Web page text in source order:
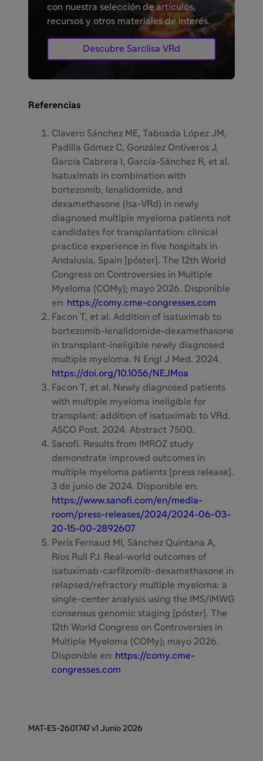
con nuestra selección de artículos,
recursos y otros materiales de interés.
Descubre Sarclisa VRd
Referencias
Clavero Sánchez ME, Taboada López JM,
Padilla Gómez C, González Ontiveros J,
García Cabrera I, García-Sánchez R, et al.
Isatuximab in combination with
bortezomib, lenalidomide, and
dexamethasone (Isa-VRd) in newly
diagnosed multiple myeloma patients not
candidates for transplantation: clinical
practice experience in five hospitals in
Andalusia, Spain [póster]. The 12th World
Congress on Controversies in Multiple
Myeloma (COMy); mayo 2026. Disponible
en: https://comy.cme-congresses.com
Facon T, et al. Addition of isatuximab to
bortezomib-lenalidomide-dexamethasone
in transplant-ineligible newly diagnosed
multiple myeloma. N Engl J Med. 2024.
https://doi.org/10.1056/NEJMoa
Facon T, et al. Newly diagnosed patients
with multiple myeloma ineligible for
transplant: addition of isatuximab to VRd.
ASCO Post. 2024. Abstract 7500.
Sanofi. Results from IMROZ study
demonstrate improved outcomes in
multiple myeloma patients [press release].
3 de junio de 2024. Disponible en:
https://www.sanofi.com/en/media-
room/press-releases/2024/2024-06-03-
20-15-00-2892607
Peris Fernaud MI, Sánchez Quintana A,
Ríos Rull PJ. Real-world outcomes of
isatuximab-carfilzomib-dexamethasone in
relapsed/refractory multiple myeloma: a
single-center analysis using the IMS/IMWG
consensus genomic staging [póster]. The
12th World Congress on Controversies in
Multiple Myeloma (COMy); mayo 2026.
Disponible en: https://comy.cme-
congresses.com
MAT-ES-2601747 v1 Junio 2026